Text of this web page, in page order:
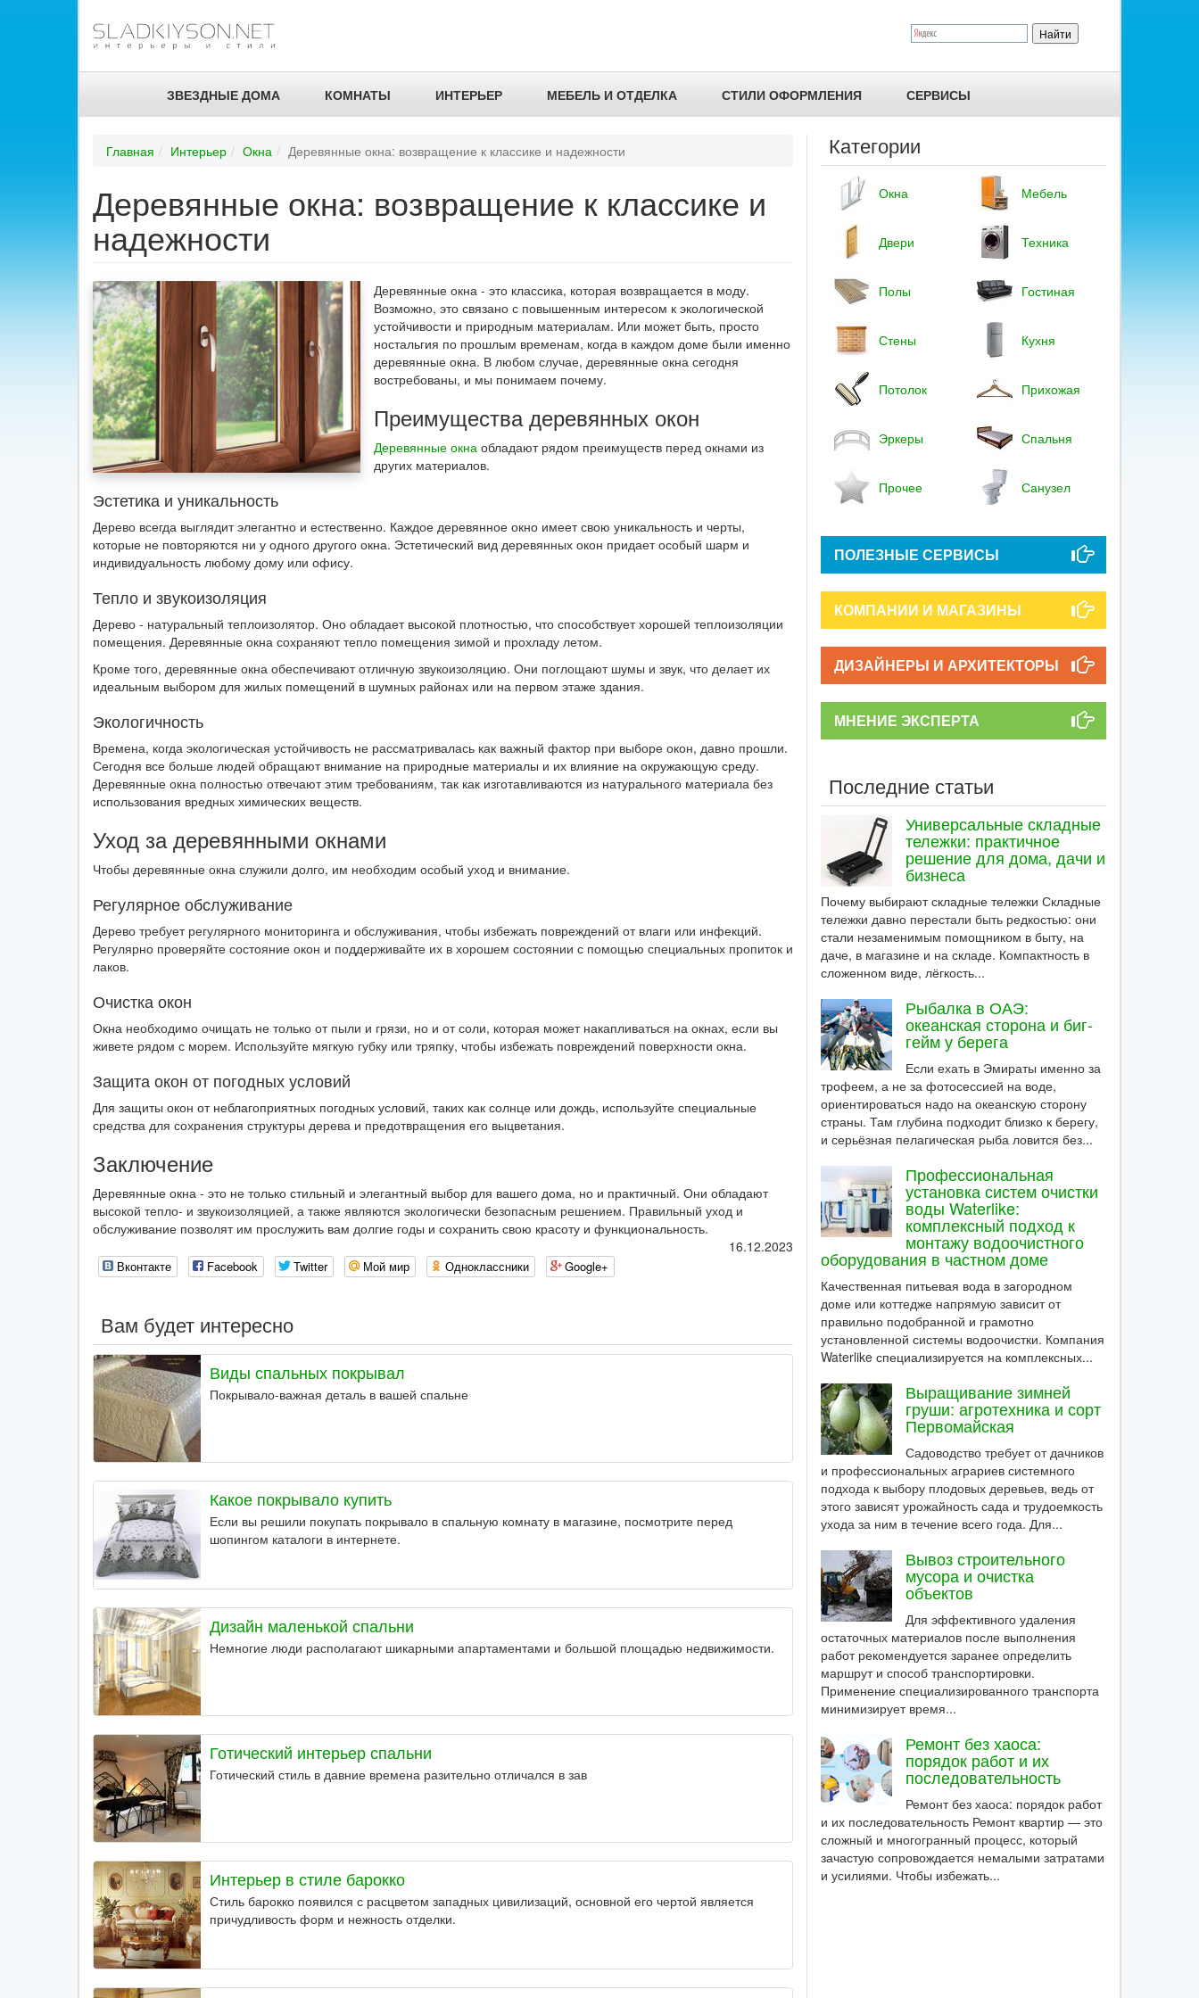
ЗВЕЗДНЫЕ ДОМА КОМНАТЫ ИНТЕРЬЕР МЕБЕЛЬ И ОТДЕЛКА СТИЛИ ОФОРМЛЕНИЯ СЕРВИСЫ
Главная Интерьер Окна Деревянные окна: возвращение к классике и надежности
Деревянные окна: возвращение к классике и
надежности
Деревянные окна - это классика, которая возвращается в моду.
Возможно, это связано с повышенным интересом к экологической
устойчивости и природным материалам. Или может быть, просто
ностальгия по прошлым временам, когда в каждом доме были именно
деревянные окна. В любом случае, деревянные окна сегодня
востребованы, и мы понимаем почему.
Преимущества деревянных окон
Деревянные окна обладают рядом преимуществ перед окнами из
других материалов.
Эстетика и уникальность
Дерево всегда выглядит элегантно и естественно. Каждое деревянное окно имеет свою уникальность и черты,
которые не повторяются ни у одного другого окна. Эстетический вид деревянных окон придает особый шарм и
индивидуальность любому дому или офису.
Тепло и звукоизоляция
Дерево - натуральный теплоизолятор. Оно обладает высокой плотностью, что способствует хорошей теплоизоляции
помещения. Деревянные окна сохраняют тепло помещения зимой и прохладу летом.
Кроме того, деревянные окна обеспечивают отличную звукоизоляцию. Они поглощают шумы и звук, что делает их
идеальным выбором для жилых помещений в шумных районах или на первом этаже здания.
Экологичность
Времена, когда экологическая устойчивость не рассматривалась как важный фактор при выборе окон, давно прошли.
Сегодня все больше людей обращают внимание на природные материалы и их влияние на окружающую среду.
Деревянные окна полностью отвечают этим требованиям, так как изготавливаются из натурального материала без
использования вредных химических веществ.
Уход за деревянными окнами
Чтобы деревянные окна служили долго, им необходим особый уход и внимание.
Регулярное обслуживание
Дерево требует регулярного мониторинга и обслуживания, чтобы избежать повреждений от влаги или инфекций.
Регулярно проверяйте состояние окон и поддерживайте их в хорошем состоянии с помощью специальных пропиток и
лаков.
Очистка окон
Окна необходимо очищать не только от пыли и грязи, но и от соли, которая может накапливаться на окнах, если вы
живете рядом с морем. Используйте мягкую губку или тряпку, чтобы избежать повреждений поверхности окна.
Защита окон от погодных условий
Для защиты окон от неблагоприятных погодных условий, таких как солнце или дождь, используйте специальные
средства для сохранения структуры дерева и предотвращения его выцветания.
Заключение
Деревянные окна - это не только стильный и элегантный выбор для вашего дома, но и практичный. Они обладают
высокой тепло- и звукоизоляцией, а также являются экологически безопасным решением. Правильный уход и
обслуживание позволят им прослужить вам долгие годы и сохранить свою красоту и функциональность.
16.12.2023
Вконтакте Facebook Twitter Мой мир Одноклассники Google+
Вам будет интересно
Виды спальных покрывал
Покрывало-важная деталь в вашей спальне
Какое покрывало купить
Если вы решили покупать покрывало в спальную комнату в магазине, посмотрите перед
шопингом каталоги в интернете.
Дизайн маленькой спальни
Немногие люди располагают шикарными апартаментами и большой площадью недвижимости.
Готический интерьер спальни
Готический стиль в давние времена разительно отличался в зав
Интерьер в стиле барокко
Стиль барокко появился с расцветом западных цивилизаций, основной его чертой является
причудливость форм и нежность отделки.
Категории
Окна Мебель
Двери Техника
Полы Гостиная
Стены Кухня
Потолок Прихожая
Эркеры Спальня
Прочее Санузел
ПОЛЕЗНЫЕ СЕРВИСЫ
КОМПАНИИ И МАГАЗИНЫ
ДИЗАЙНЕРЫ И АРХИТЕКТОРЫ
МНЕНИЕ ЭКСПЕРТА
Последние статьи
Универсальные складные
тележки: практичное
решение для дома, дачи и
бизнеса
Почему выбирают складные тележки Складные
тележки давно перестали быть редкостью: они
стали незаменимым помощником в быту, на
даче, в магазине и на складе. Компактность в
сложенном виде, лёгкость...
Рыбалка в ОАЭ:
океанская сторона и биг-
гейм у берега
Если ехать в Эмираты именно за
трофеем, а не за фотосессией на воде,
ориентироваться надо на океанскую сторону
страны. Там глубина подходит близко к берегу,
и серьёзная пелагическая рыба ловится без...
Профессиональная
установка систем очистки
воды Waterlike:
комплексный подход к
монтажу водоочистного
оборудования в частном доме
Качественная питьевая вода в загородном
доме или коттедже напрямую зависит от
правильно подобранной и грамотно
установленной системы водоочистки. Компания
Waterlike специализируется на комплексных...
Выращивание зимней
груши: агротехника и сорт
Первомайская
Садоводство требует от дачников
и профессиональных аграриев системного
подхода к выбору плодовых деревьев, ведь от
этого зависят урожайность сада и трудоемкость
ухода за ним в течение всего года. Для...
Вывоз строительного
мусора и очистка
объектов
Для эффективного удаления
остаточных материалов после выполнения
работ рекомендуется заранее определить
маршрут и способ транспортировки.
Применение специализированного транспорта
минимизирует время...
Ремонт без хаоса:
порядок работ и их
последовательность
Ремонт без хаоса: порядок работ
и их последовательность Ремонт квартир — это
сложный и многогранный процесс, который
зачастую сопровождается немалыми затратами
и усилиями. Чтобы избежать...